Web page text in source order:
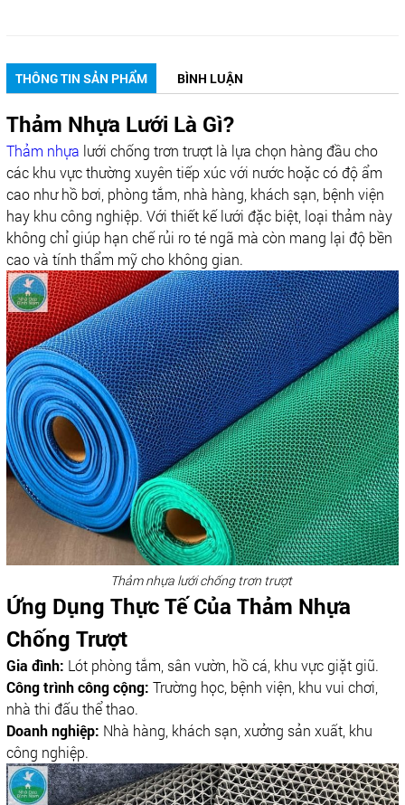
THÔNG TIN SẢN PHẨM BÌNH LUẬN
Thảm Nhựa Lưới Là Gì?
Thảm nhựa lưới chống trơn trượt là lựa chọn hàng đầu cho
các khu vực thường xuyên tiếp xúc với nước hoặc có độ ẩm
cao như hồ bơi, phòng tắm, nhà hàng, khách sạn, bệnh viện
hay khu công nghiệp. Với thiết kế lưới đặc biệt, loại thảm này
không chỉ giúp hạn chế rủi ro té ngã mà còn mang lại độ bền
cao và tính thẩm mỹ cho không gian.
Thảm nhựa lưới chống trơn trượt
Ứng Dụng Thực Tế Của Thảm Nhựa
Chống Trượt
Gia đình: Lót phòng tắm, sân vườn, hồ cá, khu vực giặt giũ.
Công trình công cộng: Trường học, bệnh viện, khu vui chơi,
nhà thi đấu thể thao.
Doanh nghiệp: Nhà hàng, khách sạn, xưởng sản xuất, khu
công nghiệp.